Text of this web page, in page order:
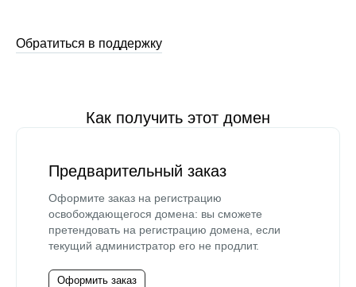
Обратиться в поддержку
Как получить этот домен
Предварительный заказ
Оформите заказ на регистрацию
освобождающегося домена: вы сможете
претендовать на регистрацию домена, если
текущий администратор его не продлит.
Оформить заказ